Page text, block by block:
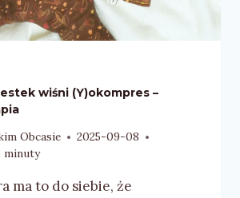
wiśni (Y)okompres –
Obcasie
2025-09-08
minuty
ma to do siebie, że